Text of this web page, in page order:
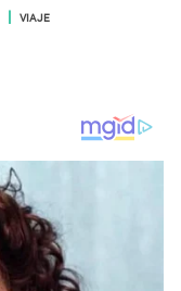
VIAJE